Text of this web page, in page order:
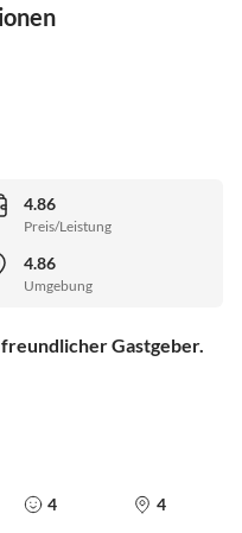
4.86
Preis/Leistung
4.86
Umgebung
Gastgeber.
4 4